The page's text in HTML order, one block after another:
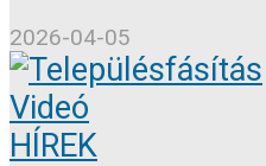
2026-04-05
Videó
HÍREK